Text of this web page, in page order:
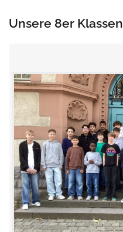
Unsere 8er Klassen